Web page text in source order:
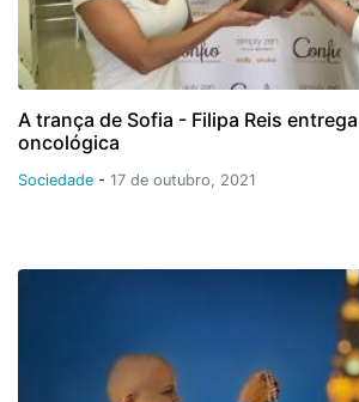
A trança de Sofia - Filipa Reis
oncológica
Sociedade - 17 de outubro, 2021